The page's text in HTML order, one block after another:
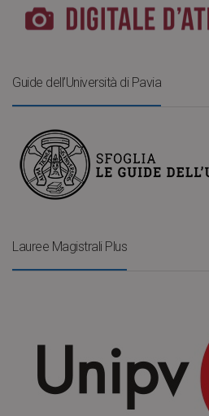
Guide dell’Università di Pavia
Lauree Magistrali Plus